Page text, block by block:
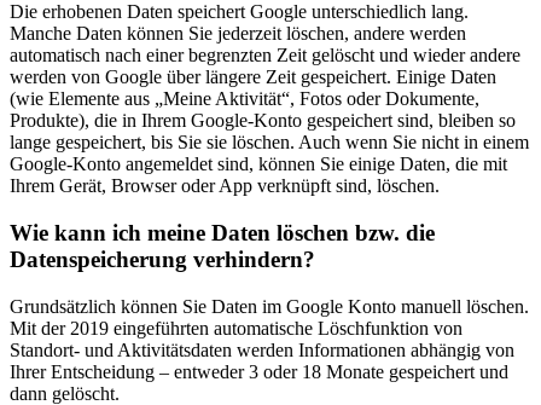
Die erhobenen Daten speichert Google unterschiedlich lang.
Manche Daten können Sie jederzeit löschen, andere werden
automatisch nach einer begrenzten Zeit gelöscht und wieder andere
werden von Google über längere Zeit gespeichert. Einige Daten
(wie Elemente aus „Meine Aktivität“, Fotos oder Dokumente,
Produkte), die in Ihrem Google-Konto gespeichert sind, bleiben so
lange gespeichert, bis Sie sie löschen. Auch wenn Sie nicht in einem
Google-Konto angemeldet sind, können Sie einige Daten, die mit
Ihrem Gerät, Browser oder App verknüpft sind, löschen.
Wie kann ich meine Daten löschen bzw. die
Datenspeicherung verhindern?
Grundsätzlich können Sie Daten im Google Konto manuell löschen.
Mit der 2019 eingeführten automatische Löschfunktion von
Standort- und Aktivitätsdaten werden Informationen abhängig von
Ihrer Entscheidung – entweder 3 oder 18 Monate gespeichert und
dann gelöscht.